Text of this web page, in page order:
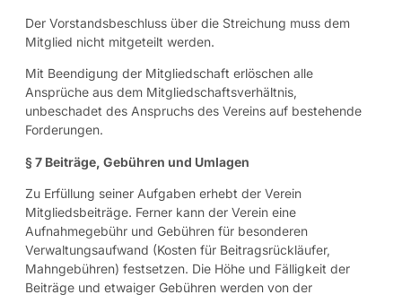
Der Vorstandsbeschluss über die Streichung muss dem
Mitglied nicht mitgeteilt werden.
Mit Beendigung der Mitgliedschaft erlöschen alle
Ansprüche aus dem Mitgliedschaftsverhältnis,
unbeschadet des Anspruchs des Vereins auf bestehende
Forderungen.
§ 7 Beiträge, Gebühren und Umlagen
Zu Erfüllung seiner Aufgaben erhebt der Verein
Mitgliedsbeiträge. Ferner kann der Verein eine
Aufnahmegebühr und Gebühren für besonderen
Verwaltungsaufwand (Kosten für Beitragsrückläufer,
Mahngebühren) festsetzen. Die Höhe und Fälligkeit der
Beiträge und etwaiger Gebühren werden von der